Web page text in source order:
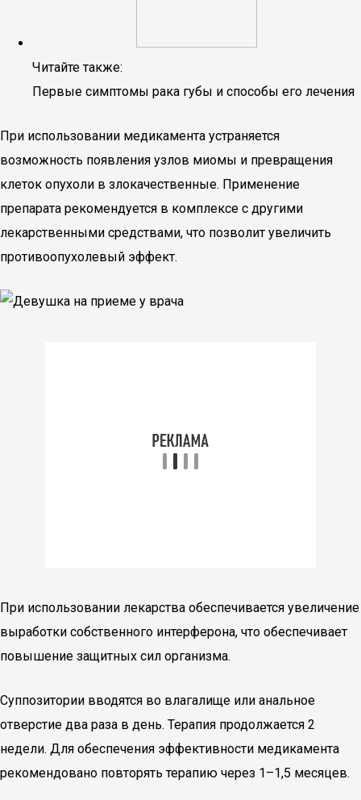
Читайте также:
Первые симптомы рака губы и способы его лечения
При использовании медикамента устраняется
возможность появления узлов миомы и превращения
клеток опухоли в злокачественные. Применение
препарата рекомендуется в комплексе с другими
лекарственными средствами, что позволит увеличить
противоопухолевый эффект.
При использовании лекарства обеспечивается увеличение
выработки собственного интерферона, что обеспечивает
повышение защитных сил организма.
Суппозитории вводятся во влагалище или анальное
отверстие два раза в день. Терапия продолжается 2
недели. Для обеспечения эффективности медикамента
рекомендовано повторять терапию через 1–1,5 месяцев.